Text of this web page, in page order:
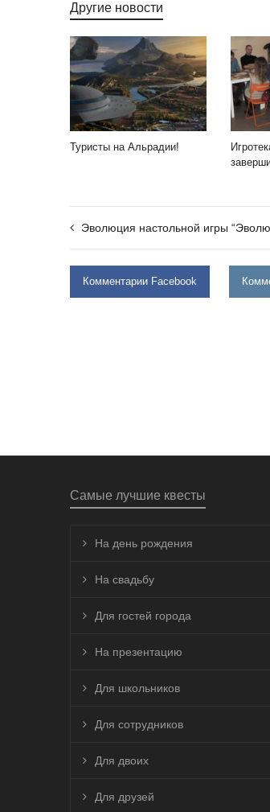
Другие новости
Туристы на Альрадии!
Эволюция настольной игры
Комментарии Facebook
Самые лучшие квесты
На день рождения
На свадьбу
Для гостей города
На презентацию
Для школьников
Для сотрудников
Для двоих
Для друзей